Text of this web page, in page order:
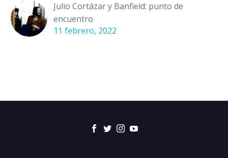
Julio Cortázar y Banfield: punto de
encuentro
11 febrero, 2022